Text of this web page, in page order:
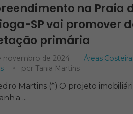
na Praia
SP vai promover
primária
novembro de 2024 Áreas
por Tania Martins
Martins (*) O projeto
...